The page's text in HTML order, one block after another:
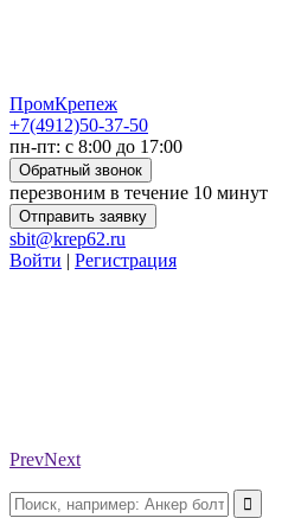
ПромКрепеж
+7(4912)50-37-50
пн-пт: с 8:00 до 17:00
Обратный звонок
перезвоним в течение 10 минут
Отправить заявку
sbit@krep62.ru
Войти | Регистрация
PrevNext